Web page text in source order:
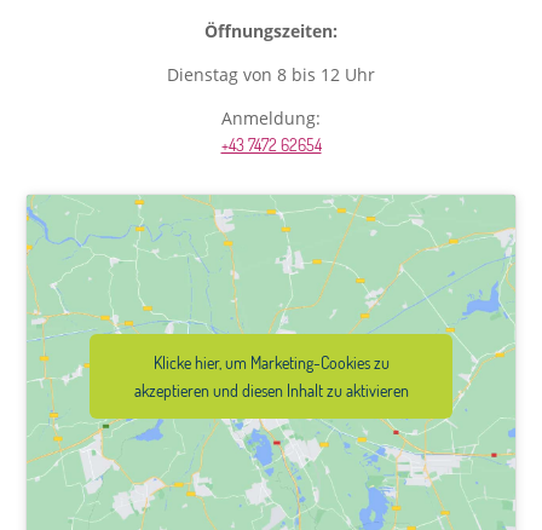
Öffnungszeiten:
Dienstag von 8 bis 12 Uhr
Anmeldung:
+43 7472 62654
Klicke hier, um Marketing-Cookies zu
akzeptieren und diesen Inhalt zu aktivieren